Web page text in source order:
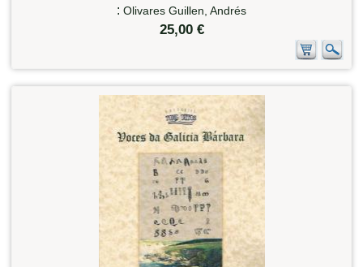
: Olivares Guillen, Andrés
25,00 €